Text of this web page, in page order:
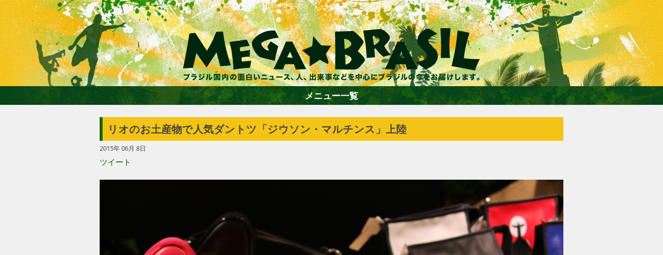
ホーム
トラベル
メニュー一覧
リオのお土産物で人気ダントツ「ジウソン・マルチンス」上陸
2015年 06月 8日
ツイート